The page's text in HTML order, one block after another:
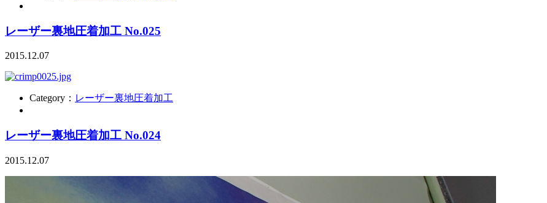
レーザー裏地圧着加工 No.025
2015.12.07
Category： レーザー裏地圧着加工
レーザー裏地圧着加工 No.024
2015.12.07